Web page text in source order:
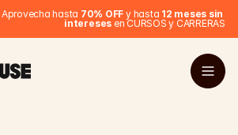
Aprovecha hasta 70% OFF y hasta 12 meses sin
intereses en CURSOS y CARRERAS